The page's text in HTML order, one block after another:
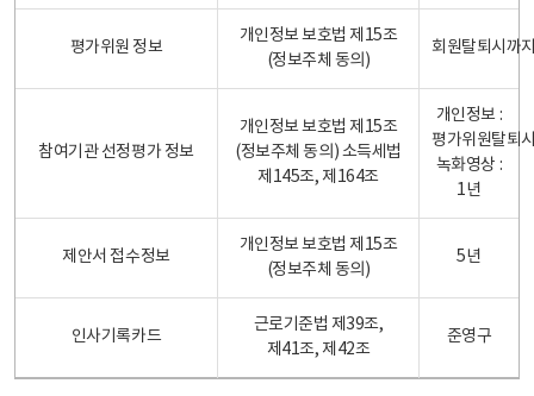
평가위원 정보
개인정보 보호법 제15조
(정보주체 동의)
회원탈퇴시까
참여기관 선정평가 정보
개인정보 보호법 제15조
(정보주체 동의) 소득세법
제145조, 제164조
개인정보 :
평가위원탈퇴
녹화영상 :
1년
제안서 접수정보
개인정보 보호법 제15조
(정보주체 동의)
5년
인사기록카드
근로기준법 제39조,
제41조, 제42조
준영구